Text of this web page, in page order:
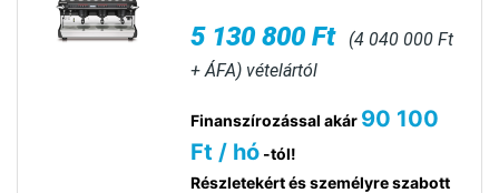
5 130 800 Ft
(4 040 000 Ft
+ ÁFA) vételártól
Finanszírozással akár 90 100
Ft / hó -tól!
Részletekért és személyre szabott